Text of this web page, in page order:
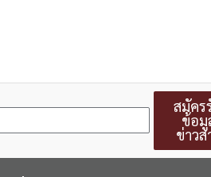
สมัคร
ข้อมู
ข่าวส